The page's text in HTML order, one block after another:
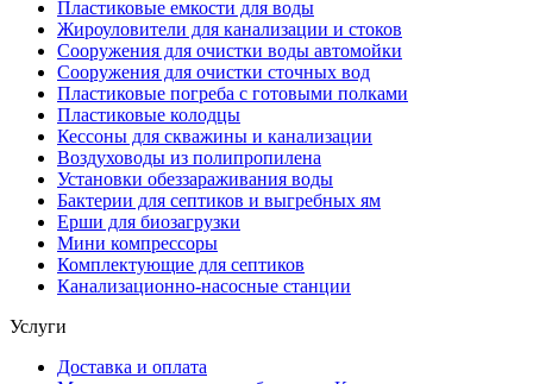
Пластиковые емкости для воды
Жироуловители для канализации и стоков
Сооружения для очистки воды автомойки
Сооружения для очистки сточных вод
Пластиковые погреба с готовыми полками
Пластиковые колодцы
Кессоны для скважины и канализации
Воздуховоды из полипропилена
Установки обеззараживания воды
Бактерии для септиков и выгребных ям
Ерши для биозагрузки
Мини компрессоры
Комплектующие для септиков
Канализационно-насосные станции
Услуги
Доставка и оплата